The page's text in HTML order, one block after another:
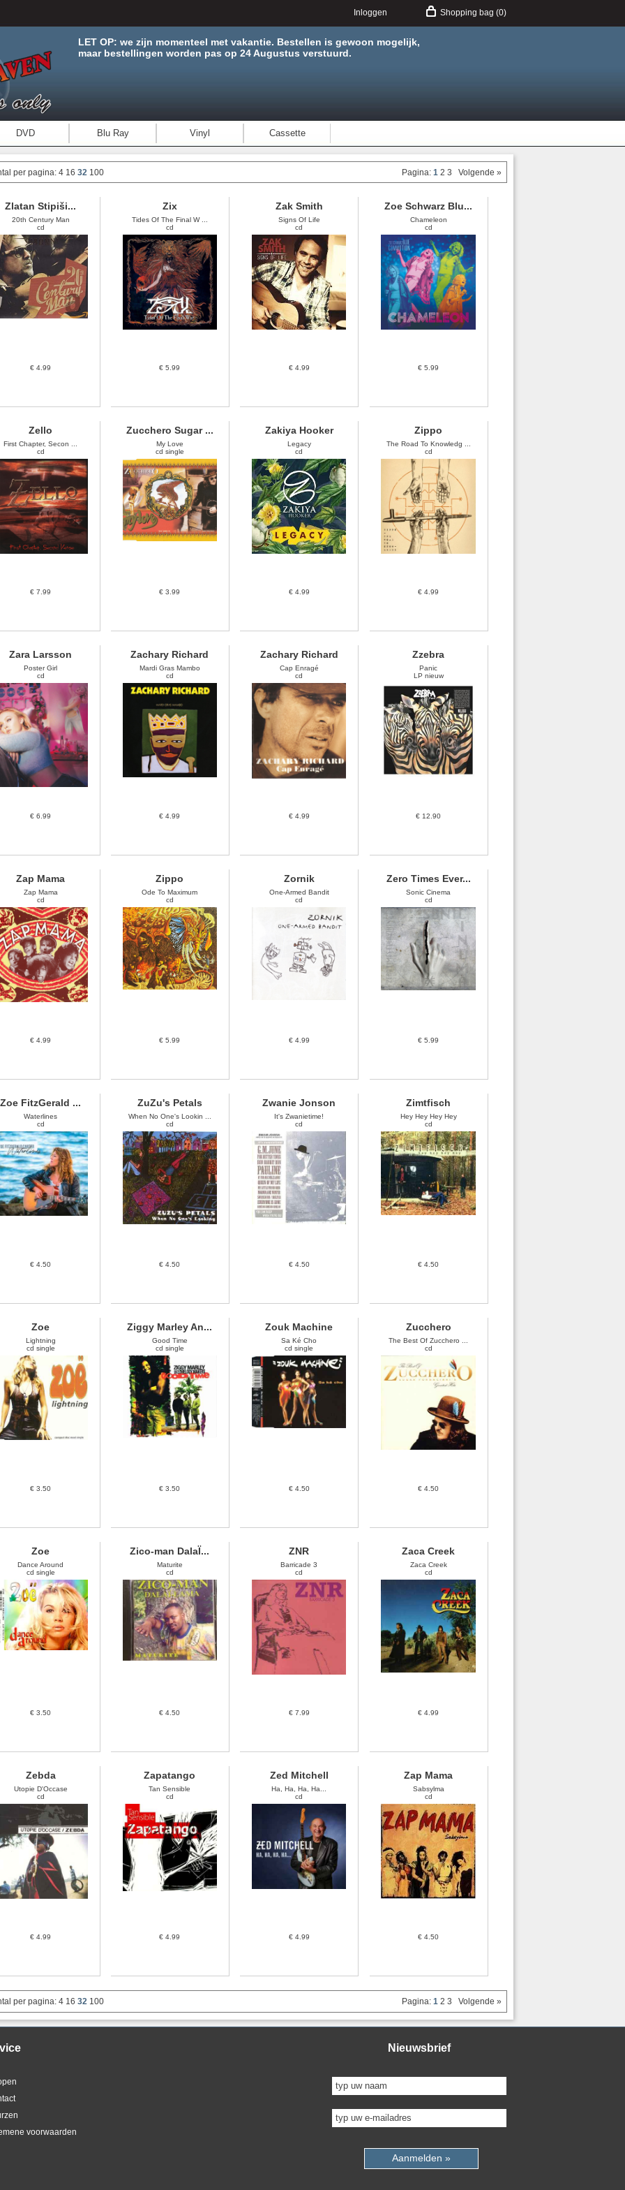
Shopping bag (0)
Inloggen
LET OP: we zijn momenteel met vakantie. Bestellen is gewoon mogelijk,
maar bestellingen worden pas op 24 Augustus verstuurd.
DVD Blu Ray Vinyl Cassette
per pagina:4 1632 100 Pagina: 1 2 3 Volgende »
Zlatan Stipiši...
20th Century Man
cd
€ 4.99
Zix
Tides Of The Final W ...
cd
€ 5.99
Zak Smith
Signs Of Life
cd
€ 4.99
Zoe Schwarz Blu...
Chameleon
cd
€ 5.99
Zello
First Chapter, Secon ...
cd
€ 7.99
Zucchero Sugar ...
My Love
cd single
€ 3.99
Zakiya Hooker
Legacy
cd
€ 4.99
Zippo
The Road To Knowledg ...
cd
€ 4.99
Zara Larsson
Poster Girl
cd
€ 6.99
Zachary Richard
Mardi Gras Mambo
cd
€ 4.99
Zachary Richard
Cap Enragé
cd
€ 4.99
Zzebra
Panic
LP nieuw
€ 12.90
Zap Mama
Zap Mama
cd
€ 4.99
Zippo
Ode To Maximum
cd
€ 5.99
Zornik
One-Armed Bandit
cd
€ 4.99
Zero Times Ever...
Sonic Cinema
cd
€ 5.99
Zoe FitzGerald ...
Waterlines
cd
€ 4.50
ZuZu's Petals
When No One's Lookin ...
cd
€ 4.50
Zwanie Jonson
It's Zwanietime!
cd
€ 4.50
Zimtfisch
Hey Hey Hey Hey
cd
€ 4.50
Zoe
Lightning
cd single
€ 3.50
Ziggy Marley An...
Good Time
cd single
€ 3.50
Zouk Machine
Sa Ké Cho
cd single
€ 4.50
Zucchero
The Best Of Zucchero ...
cd
€ 4.50
Zoe
Dance Around
cd single
€ 3.50
Zico-man DalaÏ...
Maturite
cd
€ 4.50
ZNR
Barricade 3
cd
€ 7.99
Zaca Creek
Zaca Creek
cd
€ 4.99
Zebda
Utopie D'Occase
cd
€ 4.99
Zapatango
Tan Sensible
cd
€ 4.99
Zed Mitchell
Ha, Ha, Ha, Ha...
cd
€ 4.99
Zap Mama
Sabsylma
cd
€ 4.50
per pagina:4 1632 100 Pagina: 1 2 3 Volgende »
Nieuwsbrief
Aanmelden »
voorwaarden